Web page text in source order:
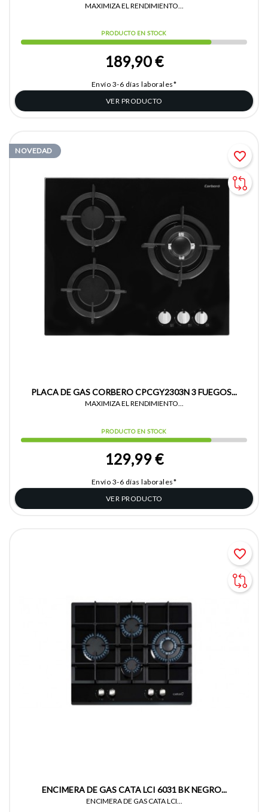
MAXIMIZA EL RENDIMIENTO...
PRODUCTO EN STOCK
189,90 €
Envío 3-6 días laborales*
VER PRODUCTO
PLACA DE GAS CORBERO CPCGY2303N 3 FUEGOS...
MAXIMIZA EL RENDIMIENTO...
PRODUCTO EN STOCK
129,99 €
Envío 3-6 días laborales*
VER PRODUCTO
NOVEDAD favorite_border
ENCIMERA DE GAS CATA LCI 6031 BK NEGRO...
ENCIMERA DE GAS CATA LCI...
favorite_border